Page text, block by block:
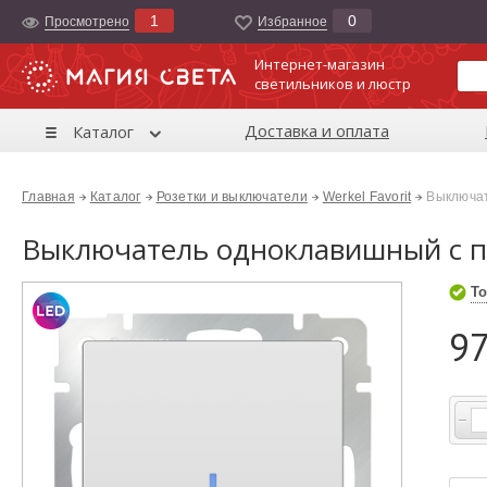
Просмотрено 1 Избранноe 0
Интернет-магазин
светильников и люстр
Каталог Доставка и оплата
Главная Каталог Розетки и выключатели Werkel Favorit
Выключатель одноклавишный с